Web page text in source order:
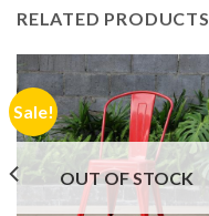
RELATED PRODUCTS
Sale!
OUT OF STOCK